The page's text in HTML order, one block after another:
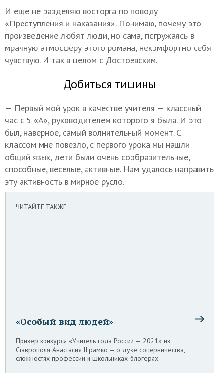
И еще не разделяю восторга по поводу
«Преступления и наказания». Понимаю, почему это
произведение любят люди, но сама, погружаясь в
мрачную атмосферу этого романа, некомфортно себя
чувствую. И так в целом с Достоевским.
Добиться тишины
— Первый мой урок в качестве учителя — классный
час с 5 «А», руководителем которого я была. И это
был, наверное, самый волнительный момент. С
классом мне повезло, с первого урока мы нашли
общий язык, дети были очень сообразительные,
способные, веселые, активные. Нам удалось направить
эту активность в мирное русло.
ЧИТАЙТЕ ТАКЖЕ
«Особый вид людей»
Призер конкурса «Учитель года России — 2021» из
Ставрополя Анастасия Шрамко — о духе соперничества,
сложностях профессии и школьниках-блогерах